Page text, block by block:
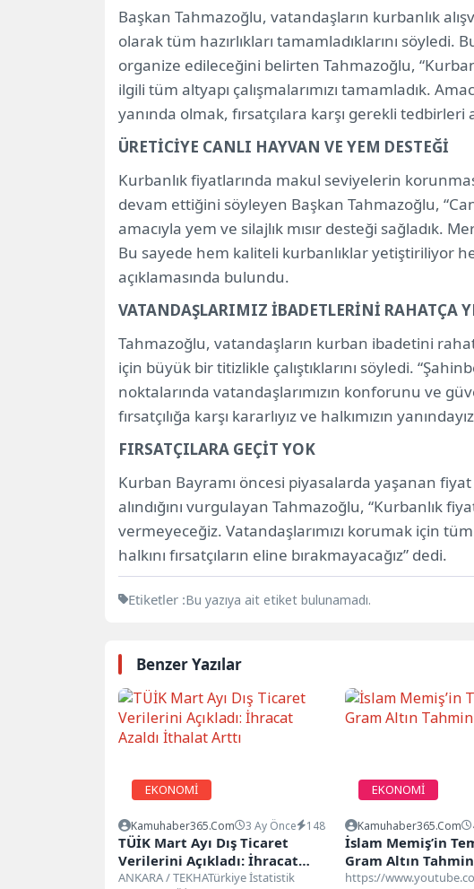
Başkan Tahmazoğlu, vatandaşların kurbanlık
olarak tüm hazırlıkları tamamladıklarını söyledi.
organize edileceğini belirten Tahmazoğlu,
ilgili tüm altyapı çalışmalarımızı tamamladık.
yanında olmak, fırsatçılara karşı gerekli tedbirleri
ÜRETİCİYE CANLI HAYVAN VE YEM DESTEĞİ
Kurbanlık fiyatlarında makul seviyelerin
devam ettiğini söyleyen Başkan Tahmazoğlu,
amacıyla yem ve silajlık mısır desteği sağladık.
Bu sayede hem kaliteli kurbanlıklar yetiştiriliyor
açıklamasında bulundu.
VATANDAŞLARIMIZ İBADETLERİNİ RAHATÇA
Tahmazoğlu, vatandaşların kurban ibadetini
için büyük bir titizlikle çalıştıklarını söyledi.
noktalarında vatandaşlarımızın konforunu ve
fırsatçılığa karşı kararlıyız ve halkımızın
FIRSATÇILARA GEÇİT YOK
Kurban Bayramı öncesi piyasalarda yaşanan fiyat
alındığını vurgulayan Tahmazoğlu, “Kurbanlık
vermeyeceğiz. Vatandaşlarımızı korumak için
halkını fırsatçıların eline bırakmayacağız” dedi.
Etiketler :Bu yazıya ait etiket bulunamadı.
Benzer Yazılar
EKONOMİ
Kamuhaber365.com 3 Ay Önce 148
TÜİK Mart Ayı Dış Ticaret
Verilerini Açıkladı: İhracat
Azaldı İthalat Arttı
ANKARA / TEKHATürkiye İstatistik
EKONOMİ
Kamuhaber365.com
İslam Memiş’in
Gram Altın
https://